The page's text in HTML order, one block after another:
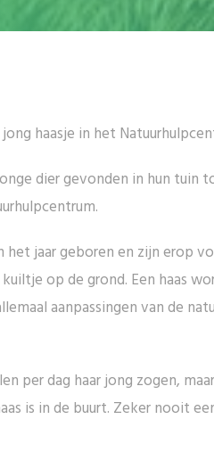
haasje in het
dier gevonden in hun
het jaar geboren en zijn erop
op de grond. Een haas
aanpassingen van de
per dag haar jong zogen,
is in de buurt. Zeker nooit